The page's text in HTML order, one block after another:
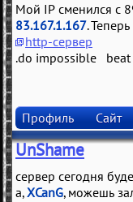
Мой IP сменился с
83.167.1.167.
http-сервер
.do impossible beat
Профиль Сайт
UnShame
сервер сегодня
а,XCanG, можешь